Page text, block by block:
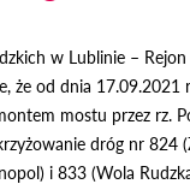
w Lublinie –
że od dnia 17.09.2021
mostu przez rz.
dróg nr 824
i 833 (Wola